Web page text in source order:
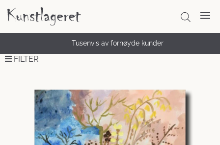
Tusenvis av fornøyde kunder
FILTER